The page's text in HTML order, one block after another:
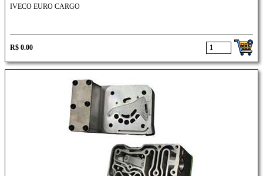
IVECO EURO CARGO
R$ 0.00